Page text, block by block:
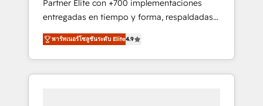
the CRM platform into your digital
ecosystem. Would you like support in
deploying your inbound marketing strategy?
We'll provide support tailored to your needs
and sales objectives. With 125+ certifications,
we are part of the most certified Canadian
Partner Elite con +700 implementaciones
entregadas en tiempo y forma, respaldadas
por 6 acreditaciones de HubSpot y un
equipo de 6 Certified Trainers avalados por
HubSpot Academy. Acompañamos a las
empresas en cada etapa de su crecimiento
พาร์ทเนอร์โซลูชันระดับ Elite4.9